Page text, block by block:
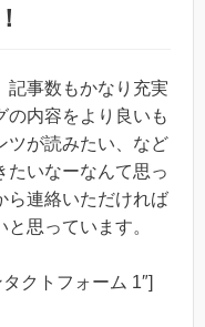
事数もかなり充実
の内容をより良いも
ツが読みたい、など
たいなーなんて思っ
ら連絡いただければ
思っています。
クトフォーム 1″]